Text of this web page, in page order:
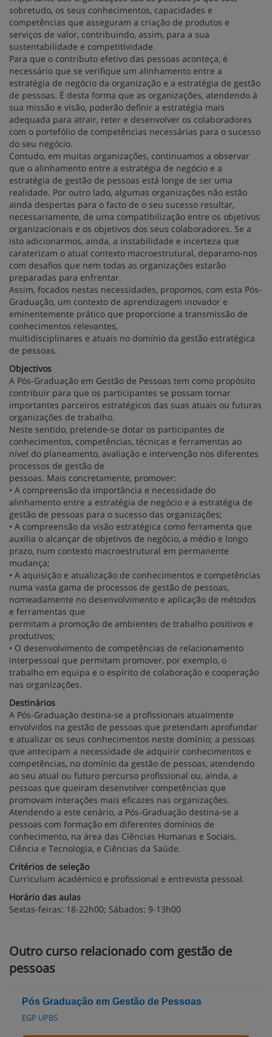
sobretudo, os seus conhecimentos, capacidades e
competências que asseguram a criação de produtos e
serviços de valor, contribuindo, assim, para a sua
sustentabilidade e competitividade.
Para que o contributo efetivo das pessoas aconteça, é
necessário que se verifique um alinhamento entre a
estratégia de negócio da organização e a estratégia de gestão
de pessoas. É desta forma que as organizações, atendendo à
sua missão e visão, poderão definir a estratégia mais
adequada para atrair, reter e desenvolver os colaboradores
com o portefólio de competências necessárias para o sucesso
do seu negócio.
Contudo, em muitas organizações, continuamos a observar
que o alinhamento entre a estratégia de negócio e a
estratégia de gestão de pessoas está longe de ser uma
realidade. Por outro lado, algumas organizações não estão
ainda despertas para o facto de o seu sucesso resultar,
necessariamente, de uma compatibilização entre os objetivos
organizacionais e os objetivos dos seus colaboradores. Se a
isto adicionarmos, ainda, a instabilidade e incerteza que
caraterizam o atual contexto macroestrutural, deparamo-nos
com desafios que nem todas as organizações estarão
preparadas para enfrentar.
Assim, focados nestas necessidades, propomos, com esta Pós-
Graduação, um contexto de aprendizagem inovador e
eminentemente prático que proporcione a transmissão de
conhecimentos relevantes,
multidisciplinares e atuais no domínio da gestão estratégica
de pessoas.
Objectivos
A Pós-Graduação em Gestão de Pessoas tem como propósito
contribuir para que os participantes se possam tornar
importantes parceiros estratégicos das suas atuais ou futuras
organizações de trabalho.
Neste sentido, pretende-se dotar os participantes de
conhecimentos, competências, técnicas e ferramentas ao
nível do planeamento, avaliação e intervenção nos diferentes
processos de gestão de
pessoas. Mais concretamente, promover:
• A compreensão da importância e necessidade do
alinhamento entre a estratégia de negócio e a estratégia de
gestão de pessoas para o sucesso das organizações;
• A compreensão da visão estratégica como ferramenta que
auxilia o alcançar de objetivos de negócio, a médio e longo
prazo, num contexto macroestrutural em permanente
mudança;
• A aquisição e atualização de conhecimentos e competências
numa vasta gama de processos de gestão de pessoas,
nomeadamente no desenvolvimento e aplicação de métodos
e ferramentas que
permitam a promoção de ambientes de trabalho positivos e
produtivos;
• O desenvolvimento de competências de relacionamento
interpessoal que permitam promover, por exemplo, o
trabalho em equipa e o espírito de colaboração e cooperação
nas organizações.
Destinários
A Pós-Graduação destina-se a profissionais atualmente
envolvidos na gestão de pessoas que pretendam aprofundar
e atualizar os seus conhecimentos neste domínio; a pessoas
que antecipam a necessidade de adquirir conhecimentos e
competências, no domínio da gestão de pessoas, atendendo
ao seu atual ou futuro percurso profissional ou, ainda, a
pessoas que queiram desenvolver competências que
promovam interações mais eficazes nas organizações.
Atendendo a este cenário, a Pós-Graduação destina-se a
pessoas com formação em diferentes domínios de
conhecimento, na área das Ciências Humanas e Sociais,
Ciência e Tecnologia, e Ciências da Saúde.
Critérios de seleção
Curriculum académico e profissional e entrevista pessoal.
Horário das aulas
Sextas-feiras: 18-22h00; Sábados: 9-13h00
Outro curso relacionado com gestão de
pessoas
Pós Graduação em Gestão de Pessoas
EGP UPBS